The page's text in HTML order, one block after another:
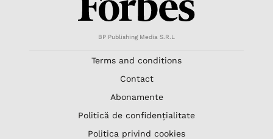
BP Publishing Media S.R.L
Terms and conditions
Contact
Abonamente
Politică de confidențialitate
Politica privind cookies